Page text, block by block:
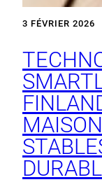
3 FÉVRIER 2026